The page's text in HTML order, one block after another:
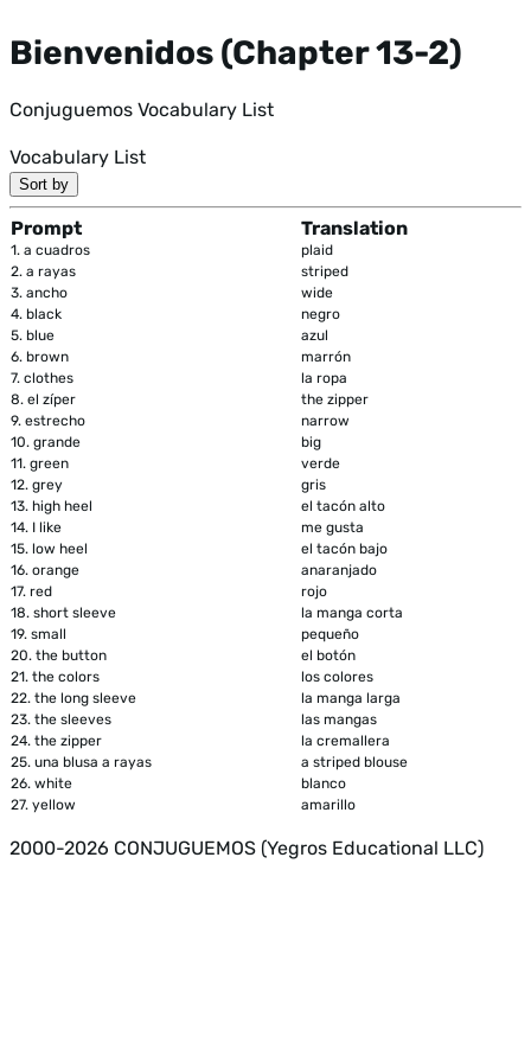
Bienvenidos (Chapter 13-2)
Conjuguemos Vocabulary List
Vocabulary List
Sort by
Prompt Translation
1. a cuadros
plaid
2. a rayas
striped
3. ancho
wide
4. black
negro
5. blue
azul
6. brown
marrón
7. clothes
la ropa
8. el zíper
the zipper
9. estrecho
narrow
10. grande
big
11. green
verde
12. grey
gris
13. high heel
el tacón alto
14. I like
me gusta
15. low heel
el tacón bajo
16. orange
anaranjado
17. red
rojo
18. short sleeve
la manga corta
19. small
pequeño
20. the button
el botón
21. the colors
los colores
22. the long sleeve
la manga larga
23. the sleeves
las mangas
24. the zipper
la cremallera
25. una blusa a rayas
a striped blouse
26. white
blanco
27. yellow amarillo
2000-2026 CONJUGUEMOS (Yegros Educational LLC)